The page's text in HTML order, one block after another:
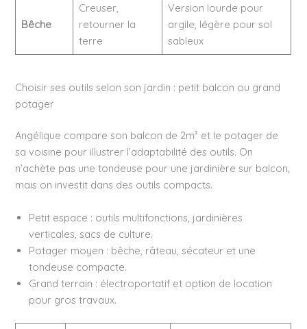
Bêche
Creuser,
retourner la
terre
Version lourde pour
argile, légère pour sol
sableux
Choisir ses outils selon son jardin : petit balcon ou grand
potager
Angélique compare son balcon de 2m² et le potager de
sa voisine pour illustrer l’adaptabilité des outils. On
n’achète pas une tondeuse pour une jardinière sur balcon,
mais on investit dans des outils compacts.
Petit espace : outils multifonctions, jardinières
verticales, sacs de culture.
Potager moyen : bêche, râteau, sécateur et une
tondeuse compacte.
Grand terrain : électroportatif et option de location
pour gros travaux.